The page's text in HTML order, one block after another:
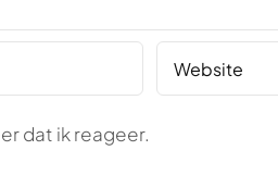
dat ik reageer.